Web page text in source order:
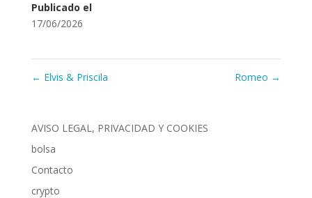
Publicado el
17/06/2026
← Elvis & Priscila Romeo →
AVISO LEGAL, PRIVACIDAD Y COOKIES
bolsa
Contacto
crypto